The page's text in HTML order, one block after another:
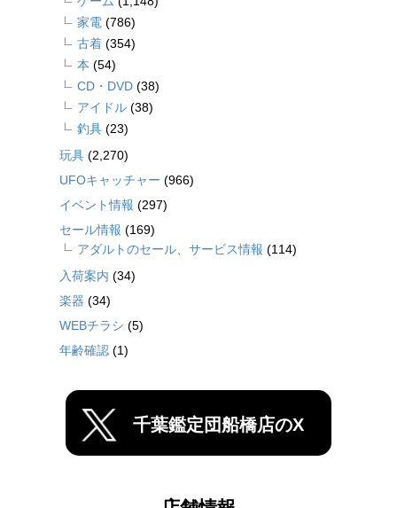
家電 (786)
古着 (354)
本 (54)
CD・DVD (38)
アイドル (38)
釣具 (23)
玩具 (2,270)
UFOキャッチャー (966)
イベント情報 (297)
セール情報 (169)
アダルトのセール、サービス情報 (114)
入荷案内 (34)
楽器 (34)
WEBチラシ (5)
年齢確認 (1)
千葉鑑定団船橋店のX